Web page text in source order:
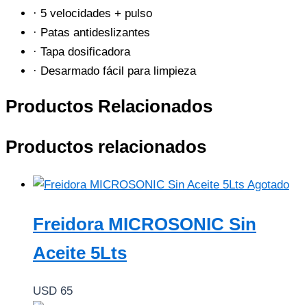
· 5 velocidades + pulso
· Patas antideslizantes
· Tapa dosificadora
· Desarmado fácil para limpieza
Productos Relacionados
Productos relacionados
Agotado
Freidora MICROSONIC Sin
Aceite 5Lts
USD 65